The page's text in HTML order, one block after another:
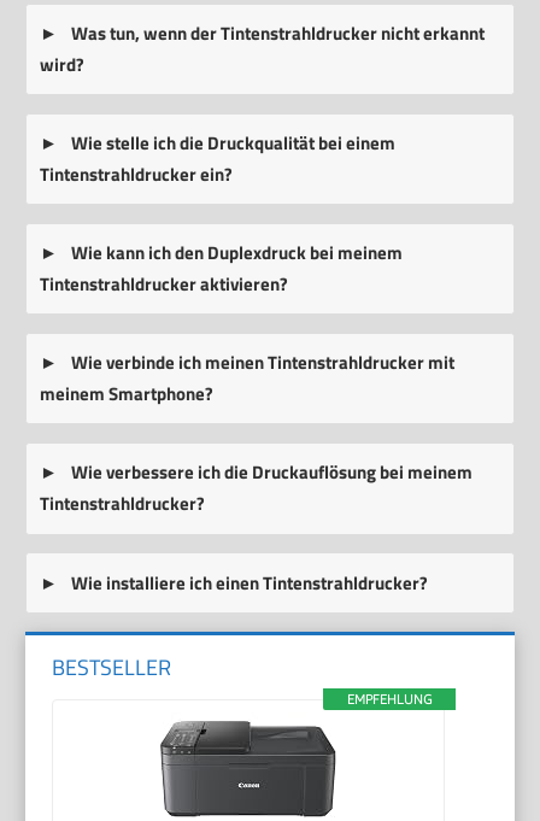
Was tun, wenn der Tintenstrahldrucker nicht erkannt
wird?
Wie stelle ich die Druckqualität bei einem
Tintenstrahldrucker ein?
Wie kann ich den Duplexdruck bei meinem
Tintenstrahldrucker aktivieren?
Wie verbinde ich meinen Tintenstrahldrucker mit
meinem Smartphone?
Wie verbessere ich die Druckauflösung bei meinem
Tintenstrahldrucker?
Wie installiere ich einen Tintenstrahldrucker?
BESTSELLER
EMPFEHLUNG